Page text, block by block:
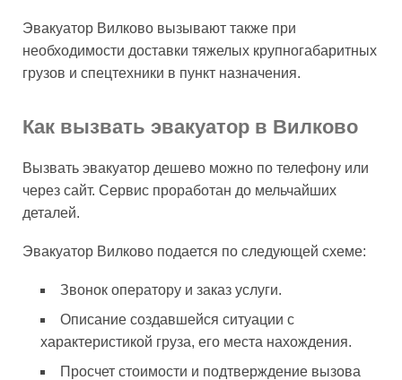
Эвакуатор Вилково вызывают также при
необходимости доставки тяжелых крупногабаритных
грузов и спецтехники в пункт назначения.
Как вызвать эвакуатор в Вилково
Вызвать эвакуатор дешево можно по телефону или
через сайт. Сервис проработан до мельчайших
деталей.
Эвакуатор Вилково подается по следующей схеме:
Звонок оператору и заказ услуги.
Описание создавшейся ситуации с
характеристикой груза, его места нахождения.
Просчет стоимости и подтверждение вызова